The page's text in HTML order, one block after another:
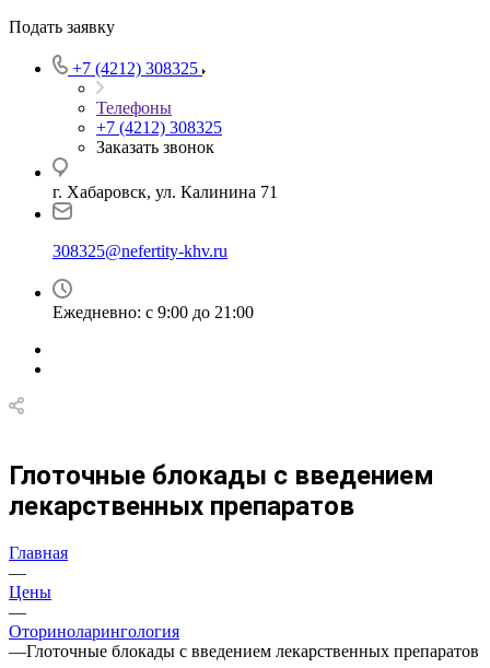
Подать заявку
+7 (4212) 308325
Телефоны
+7 (4212) 308325
Заказать звонок
г. Хабаровск, ул. Калинина 71
308325@nefertity-khv.ru
Ежедневно: с 9:00 до 21:00
Глоточные блокады с введением
лекарственных препаратов
Главная
—
Цены
—
Оториноларингология
—Глоточные блокады с введением лекарственных препаратов